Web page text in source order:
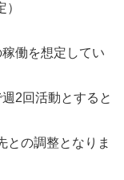
働を想定してい
2回活動とすると
の調整となりま